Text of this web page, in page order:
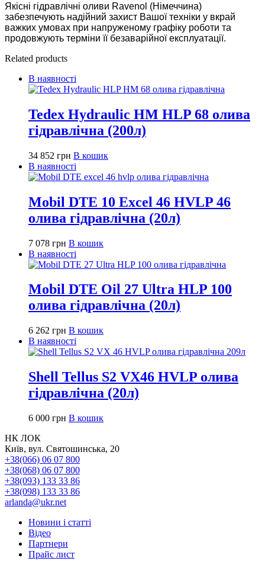
Якісні гідравлічні оливи Ravenol (Німеччина)
забезпечують надійний захист Вашої техніки у вкрай
важких умовах при напруженому графіку роботи та
продовжують терміни її безаварійної експлуатації.
Related products
В наявності
Tedex Hydraulic HM HLP 68 олива
гідравлічна (200л)
34 852 грн В кошик
В наявності
Mobil DTE 10 Excel 46 HVLP 46
олива гідравлічна (20л)
7 078 грн В кошик
В наявності
Mobil DTE Oil 27 Ultra HLP 100
олива гідравлічна (20л)
6 262 грн В кошик
В наявності
Shell Tellus S2 VX46 HVLP олива
гідравлічна (20л)
6 000 грн В кошик
НК ЛОК
Київ, вул. Святошинська, 20
+38(066) 06 07 800
+38(068) 06 07 800
+38(093) 133 33 86
+38(098) 133 33 86
arlanda@ukr.net
Новини і статті
Відео
Партнери
Прайс лист